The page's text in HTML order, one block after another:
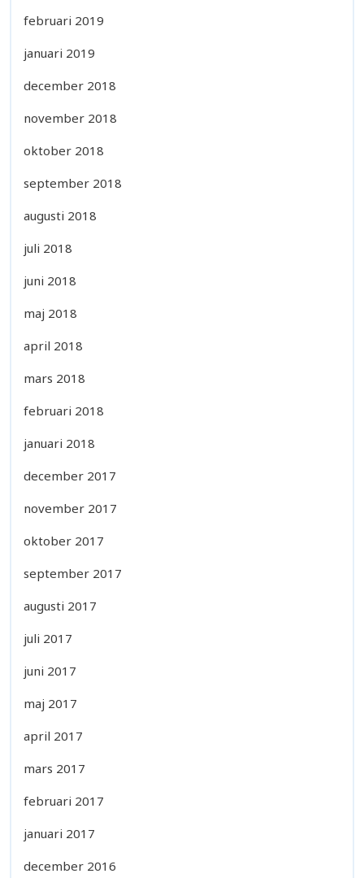
februari 2019
januari 2019
december 2018
november 2018
oktober 2018
september 2018
augusti 2018
juli 2018
juni 2018
maj 2018
april 2018
mars 2018
februari 2018
januari 2018
december 2017
november 2017
oktober 2017
september 2017
augusti 2017
juli 2017
juni 2017
maj 2017
april 2017
mars 2017
februari 2017
januari 2017
december 2016